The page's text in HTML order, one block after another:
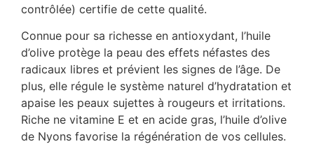
contrôlée) certifie de cette qualité.
Connue pour sa richesse en antioxydant, l’huile
d’olive protège la peau des effets néfastes des
radicaux libres et prévient les signes de l’âge. De
plus, elle régule le système naturel d’hydratation et
apaise les peaux sujettes à rougeurs et irritations.
Riche ne vitamine E et en acide gras, l’huile d’olive
de Nyons favorise la régénération de vos cellules.